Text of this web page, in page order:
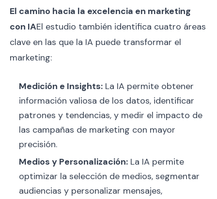
El camino hacia la excelencia en marketing
con IAEl estudio también identifica cuatro áreas
clave en las que la IA puede transformar el
marketing:
Medición e Insights: La IA permite obtener
información valiosa de los datos, identificar
patrones y tendencias, y medir el impacto de
las campañas de marketing con mayor
precisión.
Medios y Personalización: La IA permite
optimizar la selección de medios, segmentar
audiencias y personalizar mensajes,